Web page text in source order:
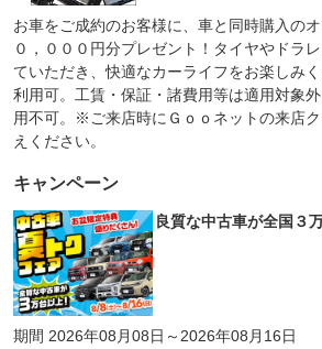
お車をご成約のお客様に、車と同時購入の
０，０００円分プレゼント！タイヤやドラ
ていただき、快適なカーライフをお楽しみ
利用可。工賃・保証・諸費用等は適用対象
用不可。※ご来店時にＧｏｏネットの来店
えください。
キャンペーン
良質な中古車が全国３
期間 2026年08月08日～2026年08月16日